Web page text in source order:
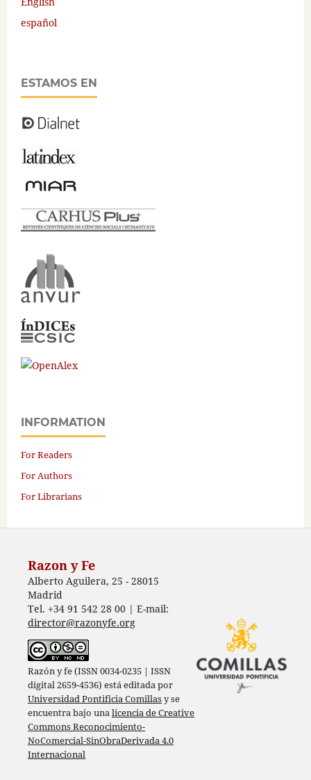
español
ESTAMOS EN
INFORMATION
For Readers
For Authors
For Librarians
Razon y Fe
Alberto Aguilera, 25 - 28015
Madrid
Tel. +34 91 542 28 00 | E-mail:
director@razonyfe.org
Razón y fe (ISSN 0034-0235 | ISSN
digital 2659-4536) está editada por
Universidad Pontificia Comillasy se
encuentra bajo unalicencia de Creative
Commons Reconocimiento-
NoComercial-SinObraDerivada 4.0
Internacional